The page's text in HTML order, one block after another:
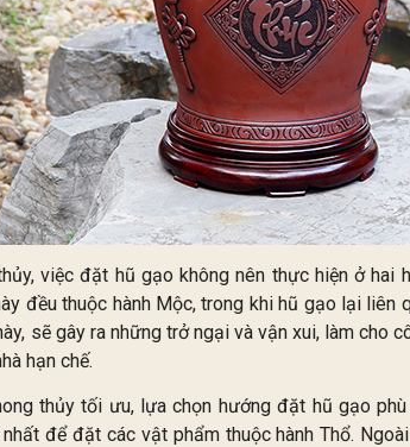
việc đặt hũ gạo không nên thực hiện ở hai
đều thuộc hành Mộc, trong khi hũ gạo lại liên
sẽ gây ra những trở ngại và vận xui, làm cho
hạn chế.
thủy tối ưu, lựa chọn hướng đặt hũ gạo
để đặt các vật phẩm thuộc hành Thổ.